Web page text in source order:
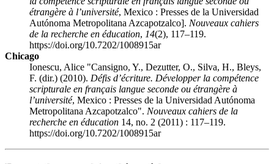
étrangère à l’université, Mexico : Presses de la Universidad
Autónoma Metropolitana Azcapotzalco]. Nouveaux cahiers
de la recherche en éducation, 14(2), 117–119.
https://doi.org/10.7202/1008915ar
Chicago
Ionescu, Alice "Cansigno, Y., Dezutter, O., Silva, H., Bleys,
F. (dir.) (2010). Défis d’écriture. Développer la compétence
scripturale en français langue seconde ou étrangère à
l’université, Mexico : Presses de la Universidad Autónoma
Metropolitana Azcapotzalco". Nouveaux cahiers de la
recherche en éducation 14, no. 2 (2011) : 117–119.
https://doi.org/10.7202/1008915ar